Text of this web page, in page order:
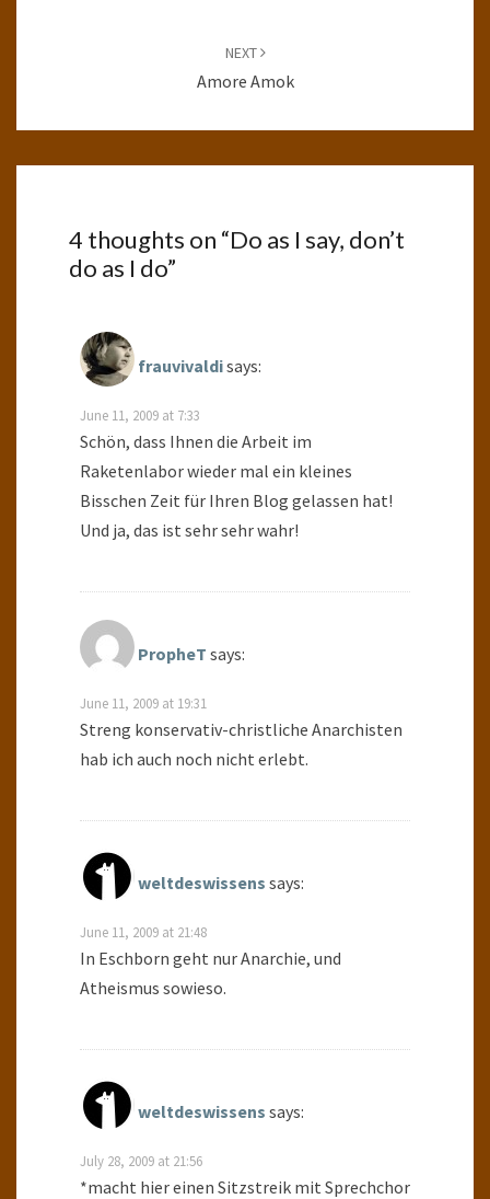
NEXT
Amore Amok
4 thoughts on “Do as I say, don’t
do as I do”
frauvivaldisays:
June 11, 2009 at 7:33
Schön, dass Ihnen die Arbeit im
Raketenlabor wieder mal ein kleines
Bisschen Zeit für Ihren Blog gelassen hat!
Und ja, das ist sehr sehr wahr!
PropheT says:
June 11, 2009 at 19:31
Streng konservativ-christliche Anarchisten
hab ich auch noch nicht erlebt.
weltdeswissens says:
June 11, 2009 at 21:48
In Eschborn geht nur Anarchie, und
Atheismus sowieso.
weltdeswissens says:
July 28, 2009 at 21:56
*macht hier einen Sitzstreik mit Sprechchor